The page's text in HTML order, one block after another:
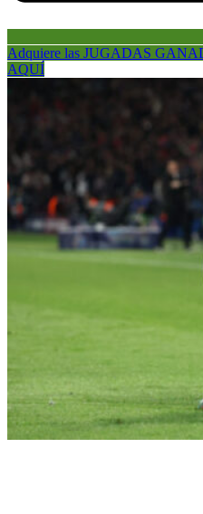
Adquiere las JUGADAS
AQUÍ